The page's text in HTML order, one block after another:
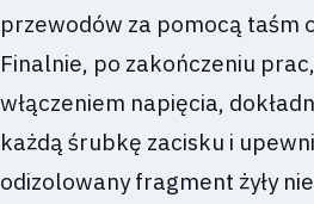
przewodów za pomocą taśm
Finalnie, po zakończeniu
włączeniem napięcia,
każdą śrubkę zacisku i
odizolowany fragment żyły